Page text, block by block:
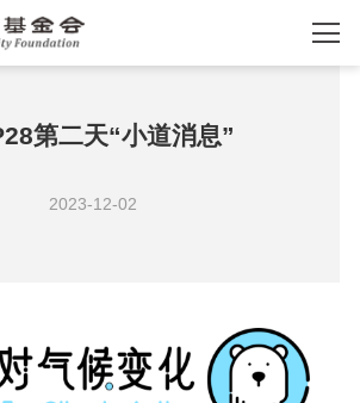
第二天“小道消息”
2023-12-02